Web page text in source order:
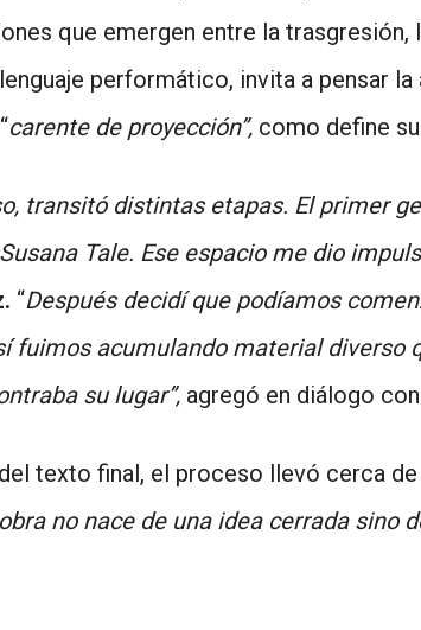
que emergen entre la trasgresión,
performático, invita a pensar la
carente de proyección”, como define
transitó distintas etapas. El primer
Tale. Ese espacio me dio
“Después decidí que podíamos
fuimos acumulando material diverso
su lugar”, agregó en diálogo con
texto final, el proceso llevó cerca de
no nace de una idea cerrada sino